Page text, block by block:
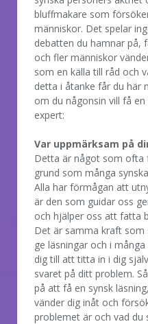
bluffmakare som
människor. Det spelar
debatten du hamnar på,
och fler människor
som en källa till råd och
detta i åtanke får du här
om du någonsin vill få
expert:
Var uppmärksam på
Detta är något som ofta
grund som många
Alla har förmågan att
är den som guidar oss
och hjälper oss att fatta
Det är samma kraft
ge läsningar och i
dig till att titta in i dig
svaret på ditt problem.
på att få en synsk
vänder dig inåt och
problemet är och vad du